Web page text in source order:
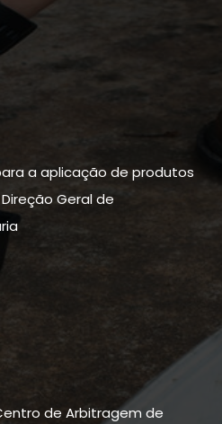
a aplicação de produtos
Geral de
de Arbitragem de